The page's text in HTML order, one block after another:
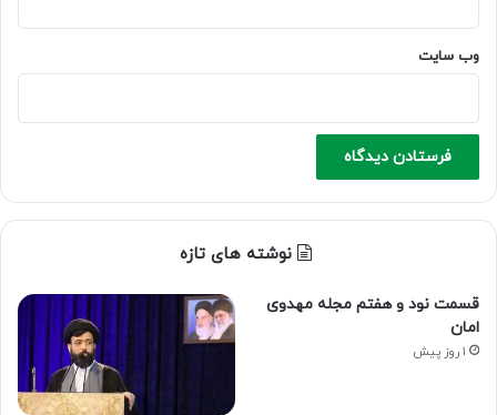
وب‌ سایت
نوشته های تازه
قسمت نود و هفتم مجله مهدوی
امان
1 روز پیش